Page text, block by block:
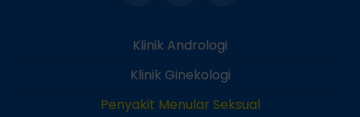
Klinik Andrologi
Klinik Ginekologi